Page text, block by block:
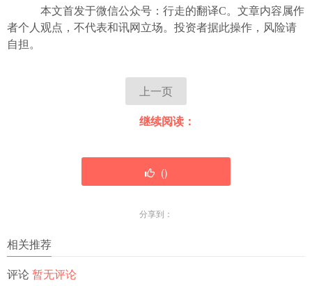
本文首发于微信公众号：行走的翻译C。文章内容属作
者个人观点，不代表和讯网立场。投资者据此操作，风险请
自担。
上一页
继续阅读：
()
分享到：
相关推荐
评论暂无评论